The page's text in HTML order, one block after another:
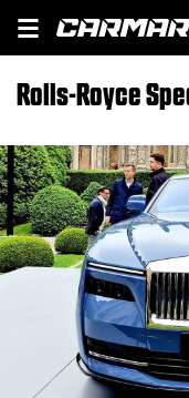
Rolls-Royce